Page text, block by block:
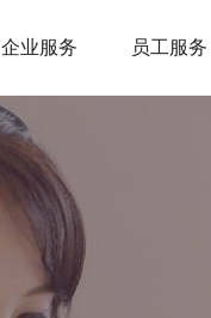
企业服务 员工服务